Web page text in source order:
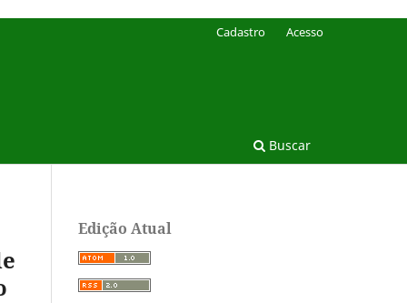
Buscar
Cadastro Acesso
Edição Atual